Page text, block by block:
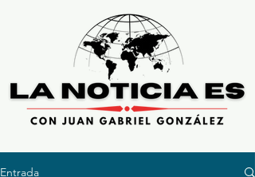
Entrada